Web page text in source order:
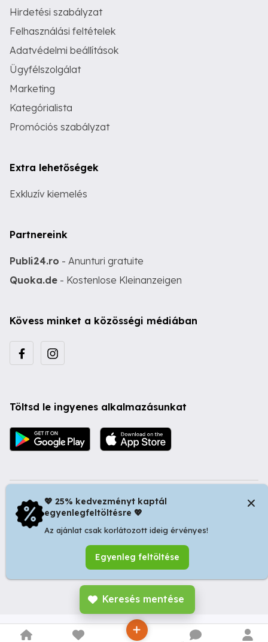
Keresés mentése
Hirdetési szabályzat
Felhasználási feltételek
Adatvédelmi beállítások
Ügyfélszolgálat
Marketing
Kategórialista
Promóciós szabályzat
Extra lehetőségek
Exkluzív kiemelés
Partnereink
Publi24.ro - Anunturi gratuite
Quoka.de - Kostenlose Kleinanzeigen
Kövess minket a közösségi médiában
Töltsd le ingyenes alkalmazásunkat
© 2026 Startapró S.R.L. | Bulevardul Dacia nr 34, Oradea
410346, Romania | Tax ID: RO44483373 -
Ingyenes
Apróhirdetés
💖 25% kedvezményt kaptál
egyenlegfeltöltésre 💖
Az ajánlat csak korlátozott ideig érvényes!
Egyenleg feltöltése